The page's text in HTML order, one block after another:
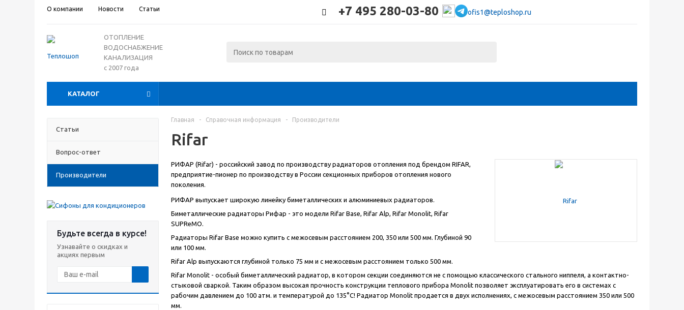
О компании Новости Статьи +7 495 280-03-80 ofis1@teploshop.ru
ОТОПЛЕНИЕ
ВОДОСНАБЖЕНИЕ
КАНАЛИЗАЦИЯ
с 2007 года
КАТАЛОГ
Статьи
Вопрос-ответ
Производители
Будьте всегда в курсе!
Узнавайте о скидках и
акциях первым
Главная - Справочная информация - Производители
Rifar
РИФАР (Rifar) - российский завод по производству радиаторов отопления под брендом RIFAR,
предприятие-пионер по производству в России секционных приборов отопления нового
поколения.
РИФАР выпускает широкую линейку биметаллических и алюминиевых радиаторов.
Биметаллические радиаторы Рифар - это модели Rifar Base, Rifar Alp, Rifar Monolit, Rifar
SUPReMO.
Радиаторы Rifar Base можно купить с межосевым расстоянием 200, 350 или 500 мм. Глубиной 90
или 100 мм.
Rifar Alp выпускаются глубиной только 75 мм и с межосевым расстоянием только 500 мм.
Rifar Monolit - особый биметаллический радиатор, в котором секции соединяются не с помощью классического стального ниппеля, а контактно-
стыковой сваркой. Таким образом высокая прочность конструкции теплового прибора Monolit позволяет эксплуатировать его в системах с
рабочим давлением до 100 атм. и температурой до 135°С! Радиатор Monolit продается в двух исполнениях, с межосевым расстоянием 350 или 500
мм.